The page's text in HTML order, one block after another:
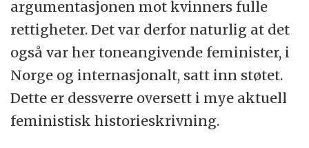
argumentasjonen mot kvinners fulle
rettigheter. Det var derfor naturlig at det
også var her toneangivende feminister, i
Norge og internasjonalt, satt inn støtet.
Dette er dessverre oversett i mye aktuell
feministisk historieskrivning.